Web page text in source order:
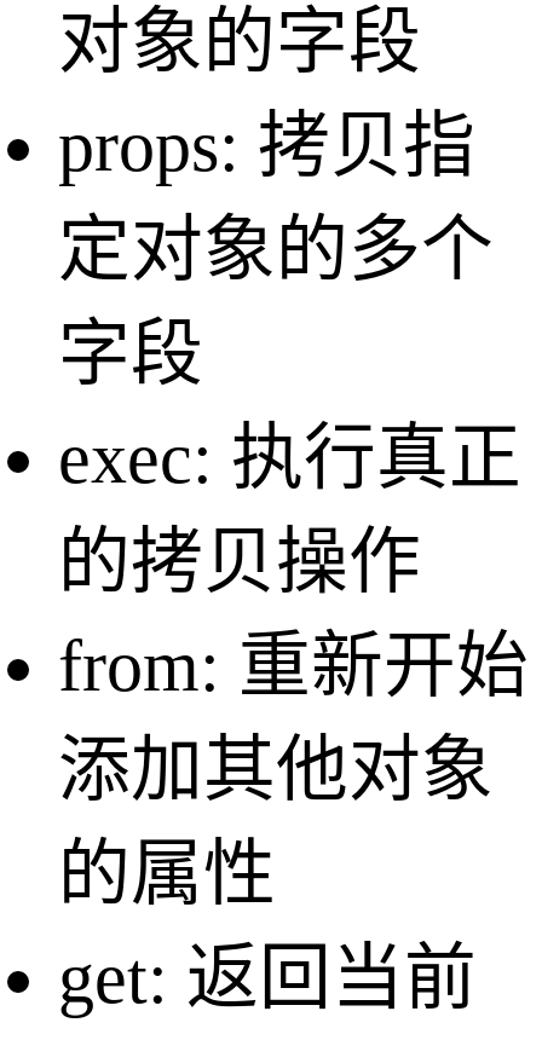
对象的字段
props: 拷贝指
定对象的多个
字段
exec: 执行真正
的拷贝操作
from: 重新开始
添加其他对象
的属性
get: 返回当前